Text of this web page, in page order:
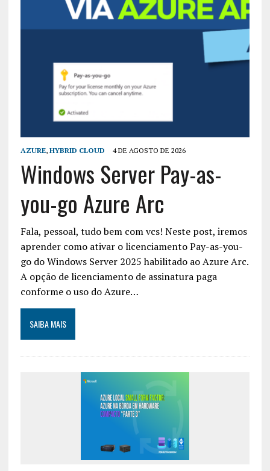
AZURE, HYBRID CLOUD 4 DE AGOSTO DE 2026
Windows Server Pay-as-
you-go Azure Arc
Fala, pessoal, tudo bem com vcs! Neste post, iremos
aprender como ativar o licenciamento Pay-as-you-
go do Windows Server 2025 habilitado ao Azure Arc.
A opção de licenciamento de assinatura paga
conforme o uso do Azure…
SAIBA MAIS